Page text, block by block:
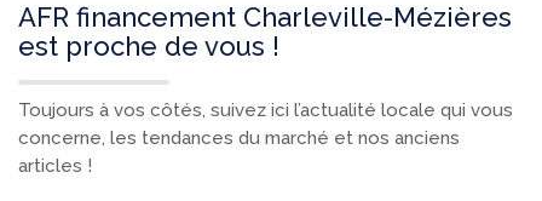
AFR financement Charleville-Mézières
est proche de vous !
Toujours à vos côtés, suivez ici l’actualité locale qui vous
concerne, les tendances du marché et nos anciens
articles !